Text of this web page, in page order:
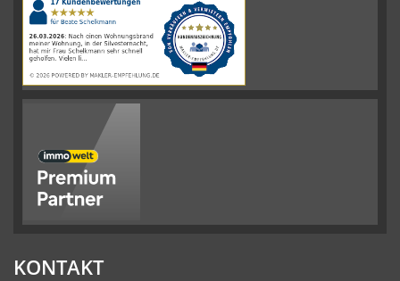
ImmobilienBewertungen
auf
werkenntdenBESTEN.de
KONTAKT